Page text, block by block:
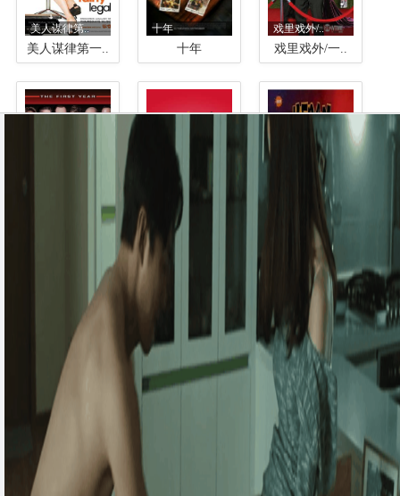
美人谋律第..
美人谋律第一..
十年
十年
戏里戏外/..
戏里戏外/一..
法律与秩序:.. 欢乐合唱团第..
柯南与凯尔..
柯南与凯尔第..
天赐第一季
天赐第一季
追踪 第一季
追踪 第一季
童话镇第五季
童话镇第五季